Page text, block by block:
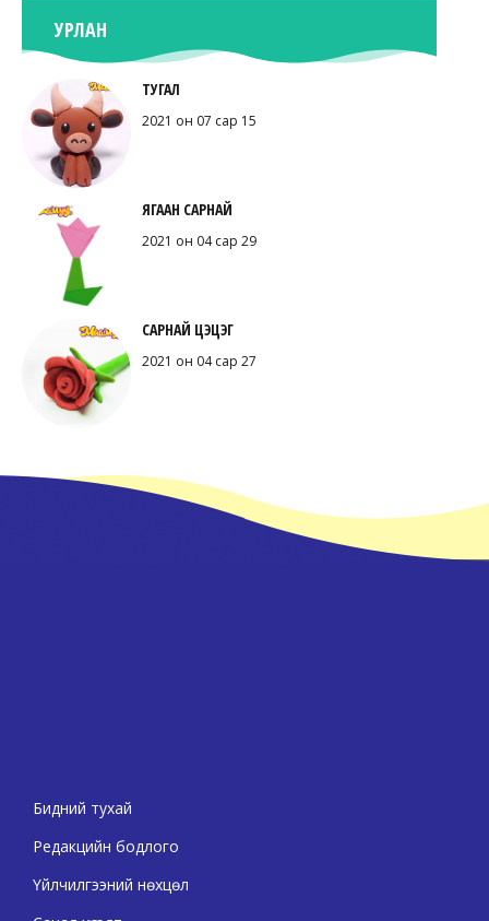
УРЛАН
ТУГАЛ
2021 он 07 сар 15
ЯГААН САРНАЙ
2021 он 04 сар 29
САРНАЙ ЦЭЦЭГ
2021 он 04 сар 27
Бидний тухай
Редакцийн бодлого
Үйлчилгээний нөхцөл